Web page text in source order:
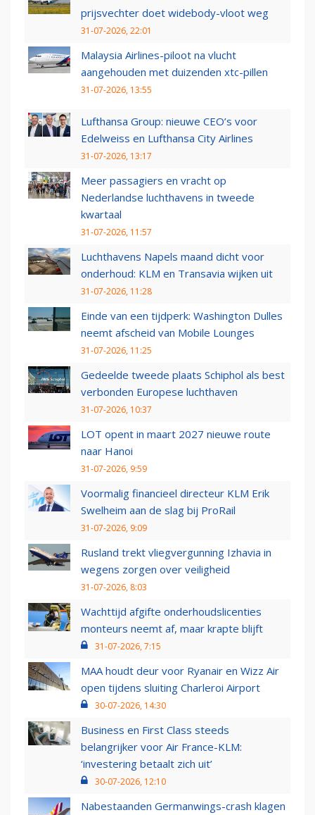
prijsvechter doet widebody-vloot weg
31-07-2026, 22:01
Malaysia Airlines-piloot na vlucht
aangehouden met duizenden xtc-pillen
31-07-2026, 13:55
Lufthansa Group: nieuwe CEO’s voor
Edelweiss en Lufthansa City Airlines
31-07-2026, 13:17
Meer passagiers en vracht op
Nederlandse luchthavens in tweede
kwartaal
31-07-2026, 11:57
Luchthavens Napels maand dicht voor
onderhoud: KLM en Transavia wijken uit
31-07-2026, 11:28
Einde van een tijdperk: Washington Dulles
neemt afscheid van Mobile Lounges
31-07-2026, 11:25
Gedeelde tweede plaats Schiphol als best
verbonden Europese luchthaven
31-07-2026, 10:37
LOT opent in maart 2027 nieuwe route
naar Hanoi
31-07-2026, 9:59
Voormalig financieel directeur KLM Erik
Swelheim aan de slag bij ProRail
31-07-2026, 9:09
Rusland trekt vliegvergunning Izhavia in
wegens zorgen over veiligheid
31-07-2026, 8:03
Wachttijd afgifte onderhoudslicenties
monteurs neemt af, maar krapte blijft
31-07-2026, 7:15
MAA houdt deur voor Ryanair en Wizz Air
open tijdens sluiting Charleroi Airport
30-07-2026, 14:30
Business en First Class steeds
belangrijker voor Air France-KLM:
‘investering betaalt zich uit’
30-07-2026, 12:10
Nabestaanden Germanwings-crash klagen